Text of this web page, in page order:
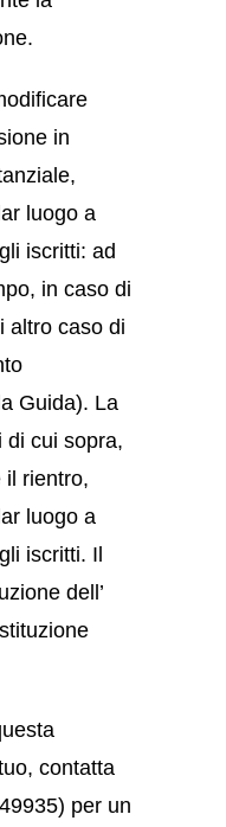
in
luogo a
iscritti: ad
in caso di
altro caso di
Guida). La
di cui sopra,
il rientro,
luogo a
iscritti. Il
dell’
contatta
per un